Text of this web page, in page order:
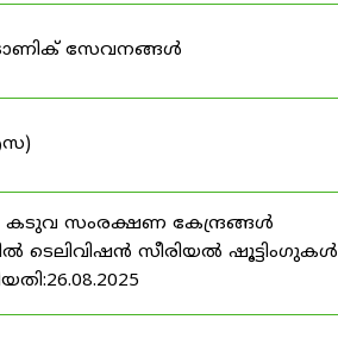
സേവനങ്ങൾ
കടുവ സംരക്ഷണ കേന്ദ്രങ്ങൾ
ടെലിവിഷൻ സീരിയൽ ഷൂട്ടിംഗുകൾ